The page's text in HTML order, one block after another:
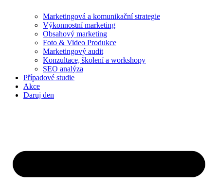
Marketingová a komunikační strategie
Výkonnostní marketing
Obsahový marketing
Foto & Video Produkce
Marketingový audit
Konzultace, školení a workshopy
SEO analýza
Případové studie
Akce
Daruj den